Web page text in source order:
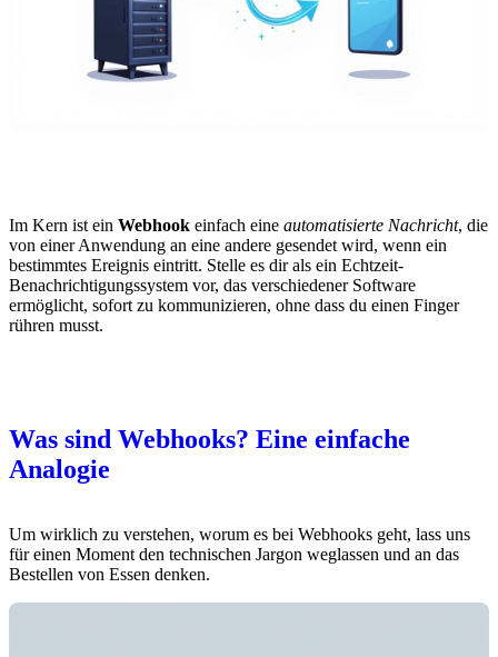
Im Kern ist ein Webhook einfach eine automatisierte Nachricht, die
von einer Anwendung an eine andere gesendet wird, wenn ein
bestimmtes Ereignis eintritt. Stelle es dir als ein Echtzeit-
Benachrichtigungssystem vor, das verschiedener Software
ermöglicht, sofort zu kommunizieren, ohne dass du einen Finger
rühren musst.
Was sind Webhooks? Eine einfache
Analogie
Um wirklich zu verstehen, worum es bei Webhooks geht, lass uns
für einen Moment den technischen Jargon weglassen und an das
Bestellen von Essen denken.